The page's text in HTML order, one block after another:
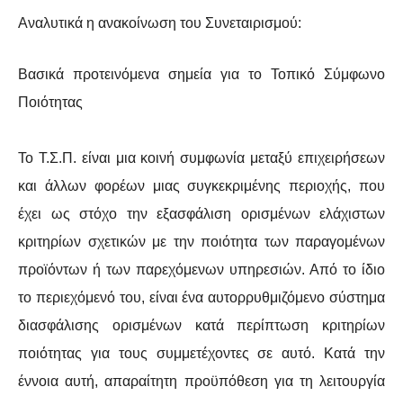
Αναλυτικά η ανακοίνωση του Συνεταιρισμού:
Βασικά προτεινόμενα σημεία για το Τοπικό Σύμφωνο
Ποιότητας
Το Τ.Σ.Π. είναι μια κοινή συμφωνία μεταξύ επιχειρήσεων
και άλλων φορέων μιας συγκεκριμένης περιοχής, που
έχει ως στόχο την εξασφάλιση ορισμένων ελάχιστων
κριτηρίων σχετικών με την ποιότητα των παραγομένων
προϊόντων ή των παρεχόμενων υπηρεσιών. Από το ίδιο
το περιεχόμενό του, είναι ένα αυτορρυθμιζόμενο σύστημα
διασφάλισης ορισμένων κατά περίπτωση κριτηρίων
ποιότητας για τους συμμετέχοντες σε αυτό. Κατά την
έννοια αυτή, απαραίτητη προϋπόθεση για τη λειτουργία